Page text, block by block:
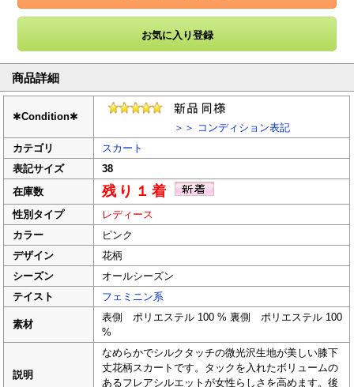
商品詳細
✱Condition✱
＞＞ コンディション表記
カテゴリ
スカート
表記サイズ
38
在庫数
残り１着
性別タイプ
レディース
カラー
ピンク
デザイン
花柄
シーズン
オールシーズン
テイスト
フェミニン系
素材
表側 ポリエステル 100 % 裏側 ポリエステル 100
%
説明
なめらかでシルクタッチの微光沢生地が美しい膝下
丈花柄スカートです。タックを入れたボリュームの
あるフレアシルエットが女性らしさを高めます。後